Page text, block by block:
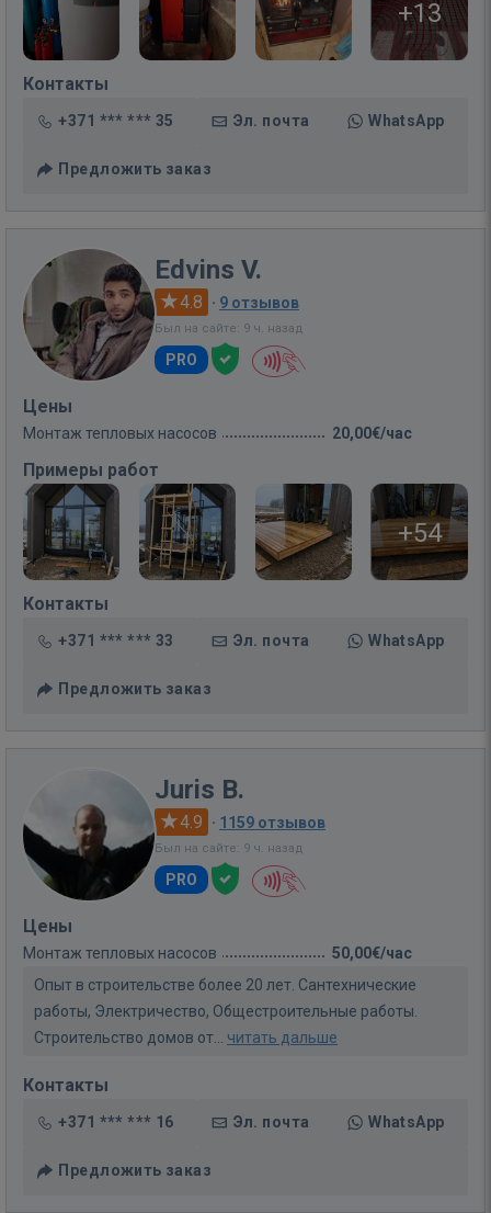
+13
Контакты
+371 *** *** 35 Эл. почта WhatsApp
Предложить заказ
Edvins V.
4.8 · 9 отзывов
Был на сайте: 9 ч. назад
PRO
Цены
Монтаж тепловых насосов 20,00€/час
Примеры работ
+54
Контакты
+371 *** *** 33 Эл. почта WhatsApp
Предложить заказ
Juris B.
4.9 · 1159 отзывов
Был на сайте: 9 ч. назад
PRO
Цены
Монтаж тепловых насосов
50,00€/час
Опыт в строительстве более 20 лет. Сантехнические
работы, Электричество, Общестроительные работы.
Строительство домов от... читать дальше
Контакты
+371 *** *** 16 Эл. почта WhatsApp
Предложить заказ